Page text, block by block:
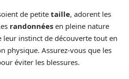
de petite taille, adorent les
randonnées en pleine nature
leur instinct de découverte tout en
physique. Assurez-vous que les
éviter les blessures.